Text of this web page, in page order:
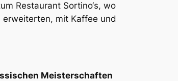
Restaurant Sortino‘s, wo
mit Kaffee und
Meisterschaften